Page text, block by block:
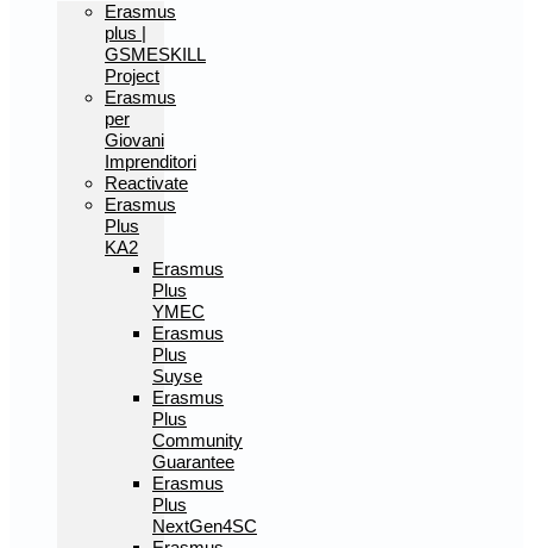
Erasmus
plus |
GSMESKILL
Project
Erasmus
per
Giovani
Imprenditori
Reactivate
Erasmus
Plus
KA2
Erasmus
Plus
YMEC
Erasmus
Plus
Suyse
Erasmus
Plus
Community
Guarantee
Erasmus
Plus
NextGen4SC